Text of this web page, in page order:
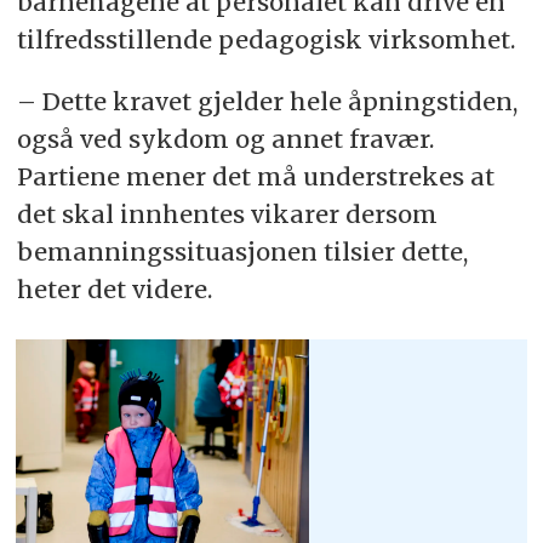
tilfredsstillende pedagogisk virksomhet.
– Dette kravet gjelder hele åpningstiden,
også ved sykdom og annet fravær.
Partiene mener det må understrekes at
det skal innhentes vikarer dersom
bemanningssituasjonen tilsier dette,
heter det videre.